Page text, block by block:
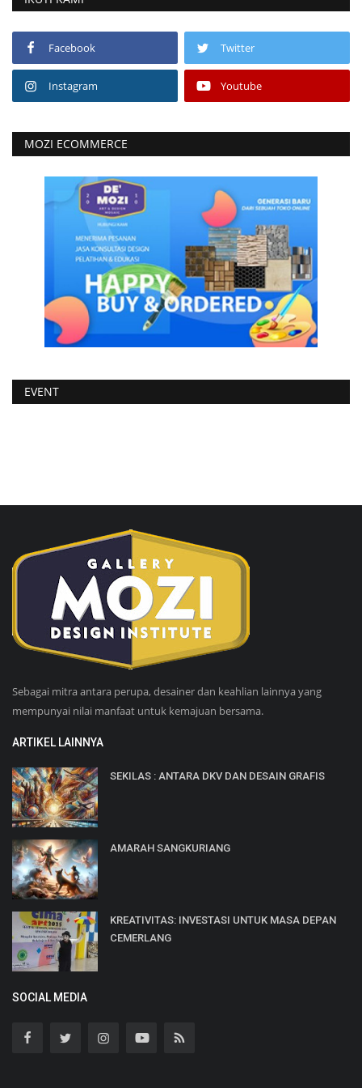
Facebook Twitter
Instagram Youtube
MOZI ECOMMERCE
EVENT
Sebagai mitra antara perupa, desainer dan keahlian lainnya yang
mempunyai nilai manfaat untuk kemajuan bersama.
ARTIKEL LAINNYA
SEKILAS : ANTARA DKV DAN DESAIN GRAFIS
AMARAH SANGKURIANG
KREATIVITAS: INVESTASI UNTUK MASA DEPAN
CEMERLANG
SOCIAL MEDIA